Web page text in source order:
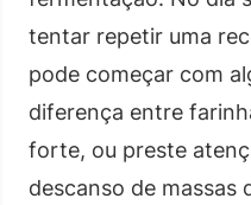
tentar repetir uma
pode começar com
diferença entre
forte, ou preste
descanso de massas